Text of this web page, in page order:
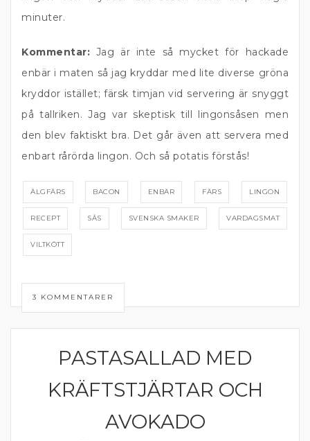
minuter.
Kommentar: Jag är inte så mycket för hackade
enbär i maten så jag kryddar med lite diverse gröna
kryddor istället; färsk timjan vid servering är snyggt
på tallriken. Jag var skeptisk till lingonsåsen men
den blev faktiskt bra. Det går även att servera med
enbart rårörda lingon. Och så potatis förstås!
ÄLGFÄRS BACON ENBÄR FÄRS LINGON
RECEPT SÅS SVENSKA SMAKER VARDAGSMAT
VILTKÖTT
3 KOMMENTARER
PASTAPASTASALLAD MED
KRÄFTSTJÄRTAR OCH
AVOKADO